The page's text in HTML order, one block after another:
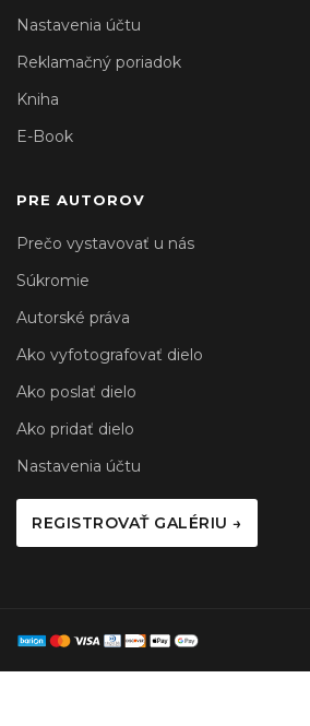
Nastavenia účtu
Reklamačný poriadok
Kniha
E-Book
PRE AUTOROV
Prečo vystavovať u nás
Súkromie
Autorské práva
Ako vyfotografovať dielo
Ako poslať dielo
Ako pridať dielo
Nastavenia účtu
REGISTROVAŤ GALÉRIU →